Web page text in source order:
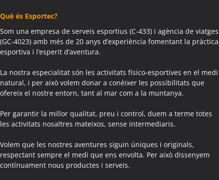
Què és Esportec?
Som una empresa de serveis esportius (C-433) i agència de viatges
(GC-4023) amb més de 20 anys d’experiència fomentant la pràctica
esportiva i l’esperit d’aventura.
La nostra especialitat són les activitats físico-esportives en el medi
natural, i per això volem donar a conèixer les possibilitats que
ofereix el nostre entorn, tant al mar com a la muntanya.
Per garantir la millor qualitat, preu i control, duem a terme totes
les activitats nosaltres mateixos, sense intermediaris.
Volem que les nostres aventures siguin úniques i originals,
respectant sempre el medi que ens envolta. Per això dissenyem
contínuament nous productes i serveis.